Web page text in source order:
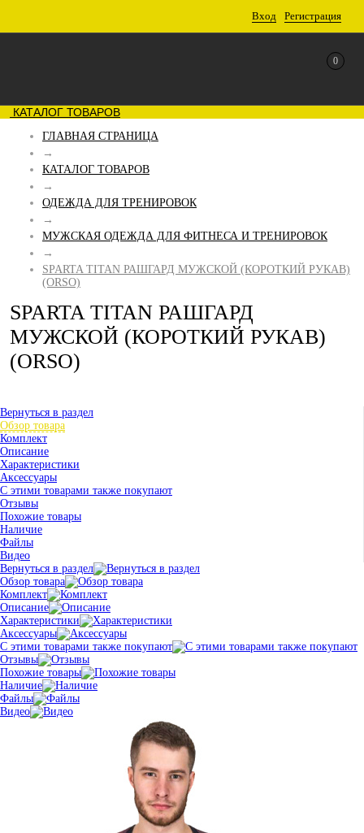
Вход Регистрация
0
КАТАЛОГ ТОВАРОВ
ГЛАВНАЯ СТРАНИЦА
→
КАТАЛОГ ТОВАРОВ
→
ОДЕЖДА ДЛЯ ТРЕНИРОВОК
→
МУЖСКАЯ ОДЕЖДА ДЛЯ ФИТНЕСА И ТРЕНИРОВОК
→
SPARTA TITAN РАШГАРД МУЖСКОЙ (КОРОТКИЙ РУКАВ)
(ORSO)
SPARTA TITAN РАШГАРД
МУЖСКОЙ (КОРОТКИЙ РУКАВ)
(ORSO)
Вернуться в раздел
Обзор товара
Комплект
Описание
Характеристики
Аксессуары
С этими товарами также покупают
Отзывы
Похожие товары
Наличие
Файлы
Видео
Вернуться в раздел
Обзор товара
Комплект
Описание
Характеристики
Аксессуары
С этими товарами также покупают
Отзывы
Похожие товары
Наличие
Файлы
Видео